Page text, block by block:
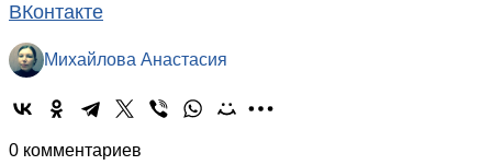
ВКонтакте
Михайлова Анастасия
0 комментариев